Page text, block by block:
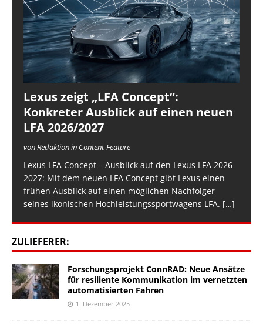
Lexus zeigt „LFA Concept“:
Konkreter Ausblick auf einen neuen
LFA 2026/2027
von Redaktion in Content-Feature
Lexus LFA Concept – Ausblick auf den Lexus LFA 2026-
2027: Mit dem neuen LFA Concept gibt Lexus einen
frühen Ausblick auf einen möglichen Nachfolger
seines ikonischen Hochleistungssportwagens LFA. […]
ZULIEFERER:
Forschungsprojekt ConnRAD: Neue Ansätze
für resiliente Kommunikation im vernetzten
automatisierten Fahren
1. Dezember 2025